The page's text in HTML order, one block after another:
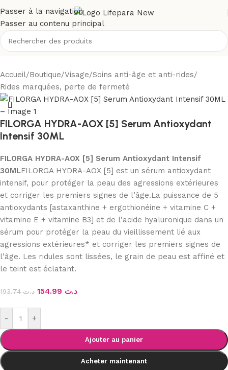
Passer à la navigation
Passer au contenu principal
Accueil/Boutique/Visage/Soins anti-âge et anti-rides/
Rides marquées, perte de fermeté
FILORGA HYDRA-AOX [5] Serum Antioxydant
Intensif 30ML
FILORGA HYDRA-AOX [5] Serum Antioxydant Intensif
30MLFILORGA HYDRA-AOX [5] est un sérum antioxydant
intensif, pour protéger la peau des agressions extérieures
et corriger les premiers signes de l’âge.La puissance de 5
antioxydants [astaxanthine + ergothionéine + vitamine C +
vitamine E + vitamine B3] et de l’acide hyaluronique dans un
sérum pour protéger la peau du vieillissement lié aux
agressions extérieures* et corriger les premiers signes de
l’âge. Les ridules sont lissées, le grain de peau est affiné et
le teint est éclatant.
د.ت193.74 د.ت
- +
Ajouter au panier
Acheter maintenant